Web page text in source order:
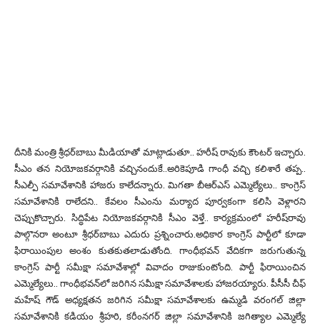
దీనికి మంత్రి శ్రీధ‌ర్‌బాబు మీడియాతో మాట్లాడుతూ.. హ‌రీష్ రావుకు కౌంట‌ర్ ఇచ్చారు.
సీఎం త‌న నియోజ‌క‌వ‌ర్గానికి వ‌చ్చినందుకే..అరికెపూడి గాంధీ వ‌చ్చి క‌లిశారే త‌ప్ప..
సీఎల్పీ స‌మావేశానికి హాజ‌రు కాలేద‌న్నారు. మిగ‌తా బీఆర్‌ఎస్ ఎమ్మెల్యేలు.. కాంగ్రెస్
స‌మావేశానికి రాలేద‌ని.. కేవ‌లం సీఎంను మ‌ర్యాద పూర్వకంగా క‌లిసి వెళ్లార‌ని
చెప్పుకొచ్చారు. సిద్ధిపేట నియోజ‌క‌వ‌ర్గానికి సీఎం వెళ్తే.. కార్యక్రమంలో హరీష్‌రావు
పాల్గొన‌రా అంటూ శ్రీధ‌ర్‌బాబు ఎదురు ప్రశ్నించారు.అధికార కాంగ్రెస్ పార్టీలో కూడా
ఫిరాయింపుల అంశం కుత‌కుత‌లాడుతోంది. గాంధీభ‌వ‌న్ వేదిక‌గా జ‌రుగుతున్న
కాంగ్రెస్ పార్టీ స‌మీక్షా స‌మావేశాల్లో వివాదం రాజుకుంటోంది. పార్టీ ఫిరాయించిన
ఎమ్మెల్యేలు.. గాంధీభ‌వ‌న్‌లో జ‌రిగిన స‌మీక్షా స‌మావేశాల‌కు హాజ‌ర‌య్యారు. పీసీసీ చీఫ్
మ‌హేష్ గౌడ్ అధ్యక్షత‌న జ‌రిగిన స‌మీక్షా స‌మావేశాల‌కు ఉమ్మడి వ‌రంగ‌ల్ జిల్లా
స‌మావేశానికి క‌డియం శ్రీహ‌రి, క‌రీంన‌గ‌ర్ జిల్లా స‌మావేశానికి జ‌గిత్యాల ఎమ్మెల్యే